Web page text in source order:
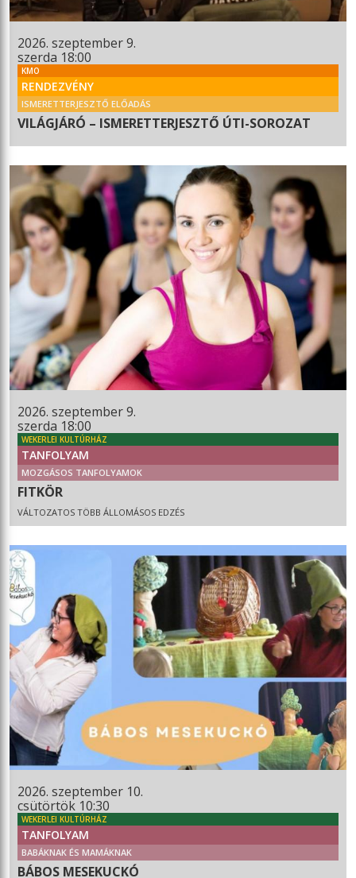
2026. szeptember 9.
szerda 18:00
KMO
RENDEZVÉNY
ISMERETTERJESZTŐ ELŐADÁS
VILÁGJÁRÓ – ISMERETTERJESZTŐ ÚTI-SOROZAT
2026. szeptember 9.
szerda 18:00
WEKERLEI KULTÚRHÁZ
TANFOLYAM
MOZGÁSOS TANFOLYAMOK
FITKÖR
VÁLTOZATOS TÖBB ÁLLOMÁSOS EDZÉS
2026. szeptember 10.
csütörtök 10:30
WEKERLEI KULTÚRHÁZ
TANFOLYAM
BABÁKNAK ÉS MAMÁKNAK
BÁBOS MESEKUCKÓ